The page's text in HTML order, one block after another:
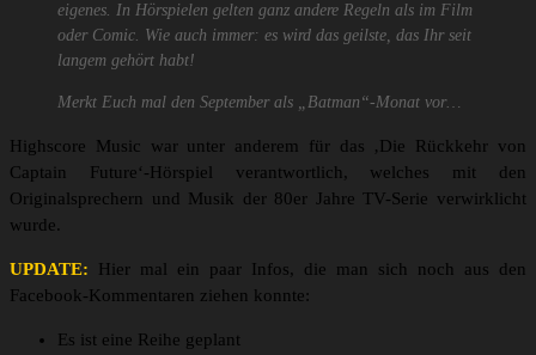
eigenes. In Hörspielen gelten ganz andere Regeln als im Film
oder Comic. Wie auch immer: es wird das geilste, das Ihr seit
langem gehört habt!
Merkt Euch mal den September als „Batman“-Monat vor…
Highscore Music war unter anderem für das ‚Die Rückkehr von
Captain Future‘-Hörspiel verantwortlich, welches mit den
Originalsprechern und Musik der 80er Jahre TV-Serie verwirklicht
wurde.
UPDATE: Hier mal ein paar Infos, die man sich noch aus den
Facebook-Kommentaren ziehen konnte:
Es ist eine Reihe geplant